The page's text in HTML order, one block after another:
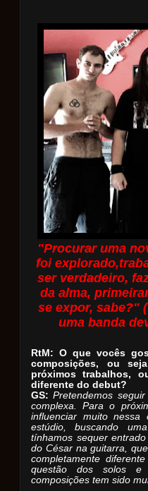
"Procurar uma
foi
ser verdadeiro,
da alma,
se expor, sabe?"
uma banda
RtM: O que vocês
composições, ou
próximos trabalhos,
diferente do debut?
GS: Pretendemos
complexa. Para o
influenciar muito nessa
estúdio, buscando
tínhamos sequer
do César na guitarra,
completamente
questão dos solos e
composições tem sido